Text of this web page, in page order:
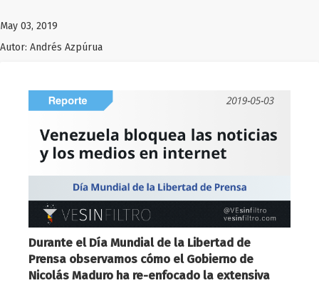
May 03, 2019
Autor: Andrés Azpúrua
Durante el Día Mundial de la Libertad de
Prensa observamos cómo el Gobierno de
Nicolás Maduro ha re-enfocado la extensiva